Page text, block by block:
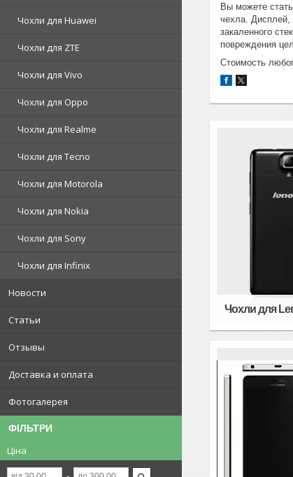
Чохли для Huawei
Чохли для ZTE
Чохли для Vivo
Чохли для Oppo
Чохли для Realme
Чохли для Tecno
Чохли для Motorola
Чохли для Nokia
Чохли для Sony
Чохли для Infinix
Новости
Статьи
Отзывы
Доставка и оплата
Фотогалерея
ФІЛЬТРИ
Ціна
Вы можете
чехла. Дисплей,
закаленного
повреждения
Стоимость
Чохли для